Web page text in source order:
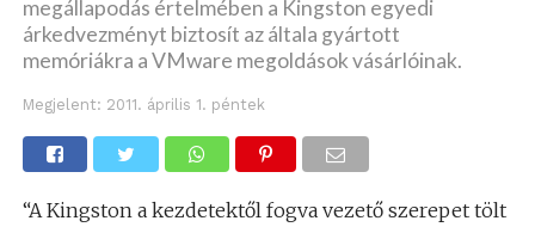
megállapodás értelmében a Kingston egyedi
árkedvezményt biztosít az általa gyártott
memóriákra a VMware megoldások vásárlóinak.
Megjelent: 2011. április 1. péntek
“A Kingston a kezdetektől fogva vezető szerepet tölt